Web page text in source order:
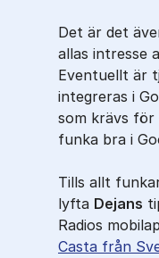
Det är det
allas intresse
Eventuellt är
integreras i
som krävs
funka bra i
Tills allt
lyfta Dejans
Radios
Casta från